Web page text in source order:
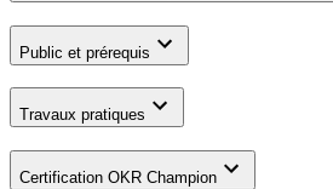
Public et prérequis
Travaux pratiques
Certification OKR Champion